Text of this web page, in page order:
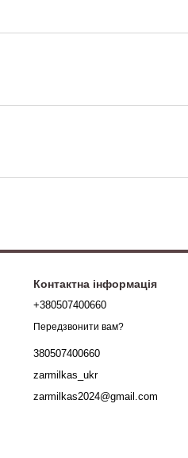
Контактна інформація
+380507400660
Передзвонити вам?
380507400660
zarmilkas_ukr
zarmilkas2024@gmail.com